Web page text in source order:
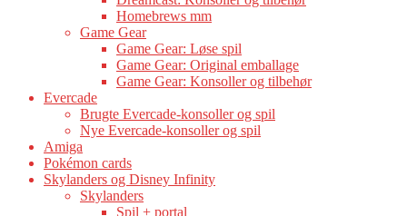
Homebrews mm
Game Gear
Game Gear: Løse spil
Game Gear: Original emballage
Game Gear: Konsoller og tilbehør
Evercade
Brugte Evercade-konsoller og spil
Nye Evercade-konsoller og spil
Amiga
Pokémon cards
Skylanders og Disney Infinity
Skylanders
Spil + portal